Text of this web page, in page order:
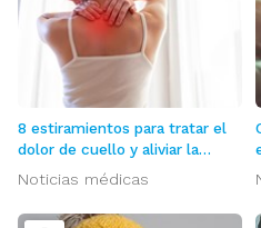
8 estiramientos para tratar el
dolor de cuello y aliviar la
tensión
Noticias médicas